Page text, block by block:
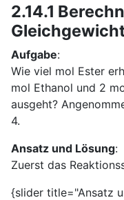
2.14.1
Aufgabe:
Wie viel mol Ester
mol Ethanol und 2
ausgeht?
4.
Ansatz und Lösung:
Zuerst das
{slider title="Ansatz